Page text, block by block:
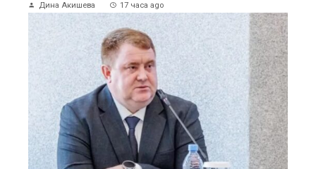
Дина Акишева 17 часа ago